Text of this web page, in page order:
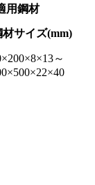
用鋼材
材サイズ(mm)
～